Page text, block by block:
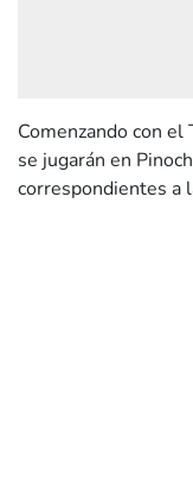
Comenzando con el
se jugarán en
correspondientes a